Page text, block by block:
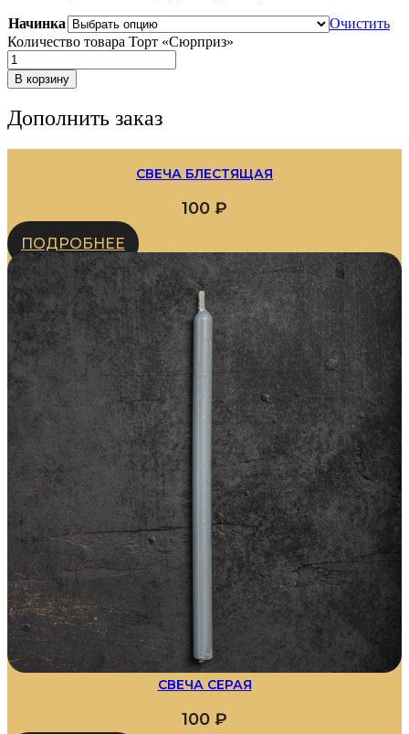
Начинка
Очистить
Количество товара Торт «Сюрприз»
В корзину
Дополнить заказ
СВЕЧА БЛЕСТЯЩАЯ
100 ₽
ПОДРОБНЕЕ
СВЕЧА СЕРАЯ
100 ₽